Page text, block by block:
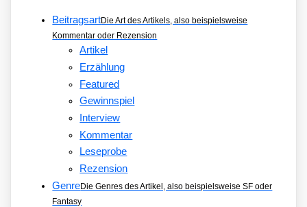
BeitragsartDie Art des Artikels, also beispielsweise
Kommentar oder Rezension
Artikel
Erzählung
Featured
Gewinnspiel
Interview
Kommentar
Leseprobe
Rezension
GenreDie Genres des Artikel, also beispielsweise SF oder
Fantasy